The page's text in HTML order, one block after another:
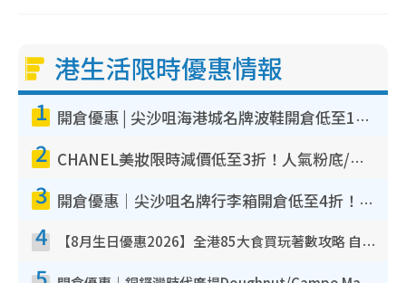
港生活限時優惠情報
1 開倉優惠 | 尖沙咀海港城名牌波鞋開倉低至1折！On鞋$899起／Joy&Peace鞋履$98起
2 CHANEL美妝限時減價低至3折！人氣粉底/唇膏/精華液低至$275！COCO香水都有平
3 開倉優惠｜尖沙咀名牌行李箱開倉低至4折！一連5日 American Tourister/ace./Hallmark $200起！
4 【8月生日優惠2026】全港85大食買玩著數攻略 自助餐/火鍋放題同行免費＋誠品/DONKI送現金券